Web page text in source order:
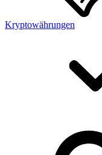
Kryptowährungen